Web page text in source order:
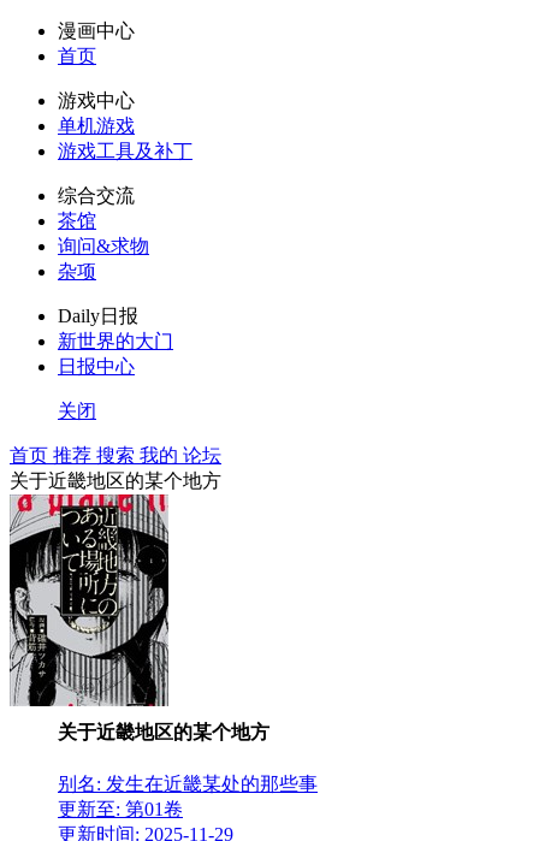
漫画中心
首页
游戏中心
单机游戏
游戏工具及补丁
综合交流
茶馆
询问&求物
杂项
Daily日报
新世界的大门
日报中心
关闭
首页 推荐 搜索 我的 论坛
关于近畿地区的某个地方
关于近畿地区的某个地方
别名: 发生在近畿某处的那些事
更新至: 第01卷
更新时间: 2025-11-29